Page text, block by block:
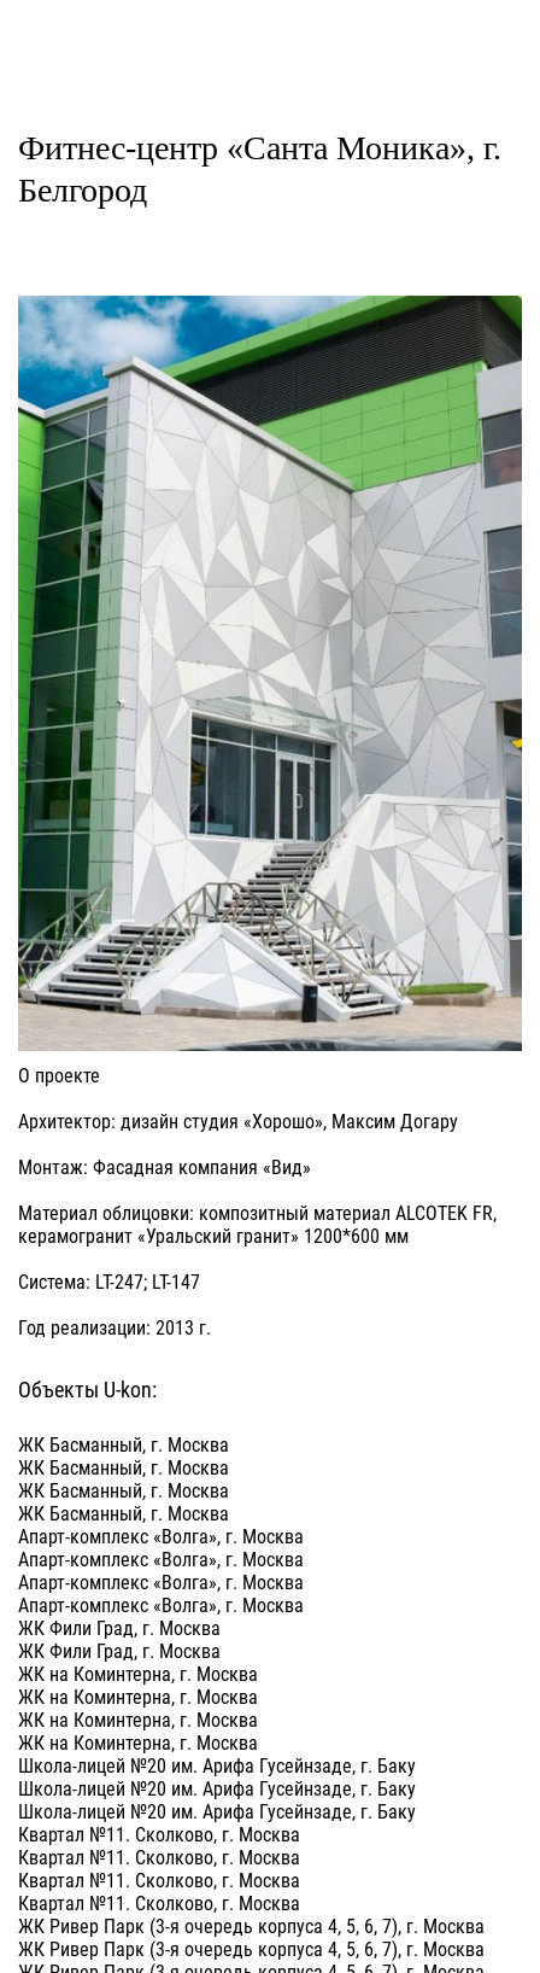
Фитнес-центр «Санта Моника», г.
Белгород
О проекте
Архитектор: дизайн студия «Хорошо», Максим Догару
Монтаж: Фасадная компания «Вид»
Материал облицовки: композитный материал ALCOTEK FR,
керамогранит «Уральский гранит» 1200*600 мм
Система: LT-247; LT-147
Год реализации: 2013 г.
Объекты U-kon:
ЖК Басманный, г. Москва
ЖК Басманный, г. Москва
ЖК Басманный, г. Москва
ЖК Басманный, г. Москва
Апарт-комплекс «Волга», г. Москва
Апарт-комплекс «Волга», г. Москва
Апарт-комплекс «Волга», г. Москва
Апарт-комплекс «Волга», г. Москва
ЖК Фили Град, г. Москва
ЖК Фили Град, г. Москва
ЖК на Коминтерна, г. Москва
ЖК на Коминтерна, г. Москва
ЖК на Коминтерна, г. Москва
ЖК на Коминтерна, г. Москва
Школа-лицей №20 им. Арифа Гусейнзаде, г. Баку
Школа-лицей №20 им. Арифа Гусейнзаде, г. Баку
Школа-лицей №20 им. Арифа Гусейнзаде, г. Баку
Квартал №11. Сколково, г. Москва
Квартал №11. Сколково, г. Москва
Квартал №11. Сколково, г. Москва
Квартал №11. Сколково, г. Москва
ЖК Ривер Парк (3-я очередь корпуса 4, 5, 6, 7), г. Москва
ЖК Ривер Парк (3-я очередь корпуса 4, 5, 6, 7), г. Москва